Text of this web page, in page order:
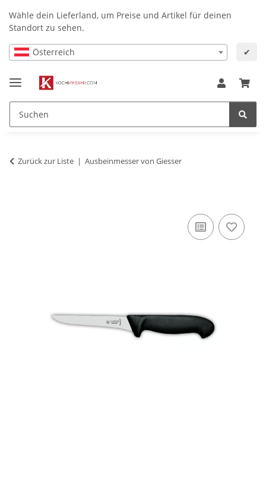
Wähle dein Lieferland, um Preise und Artikel für deinen
Standort zu sehen.
Österreich ✔
Zurück zur Liste Ausbeinmesser von Giesser